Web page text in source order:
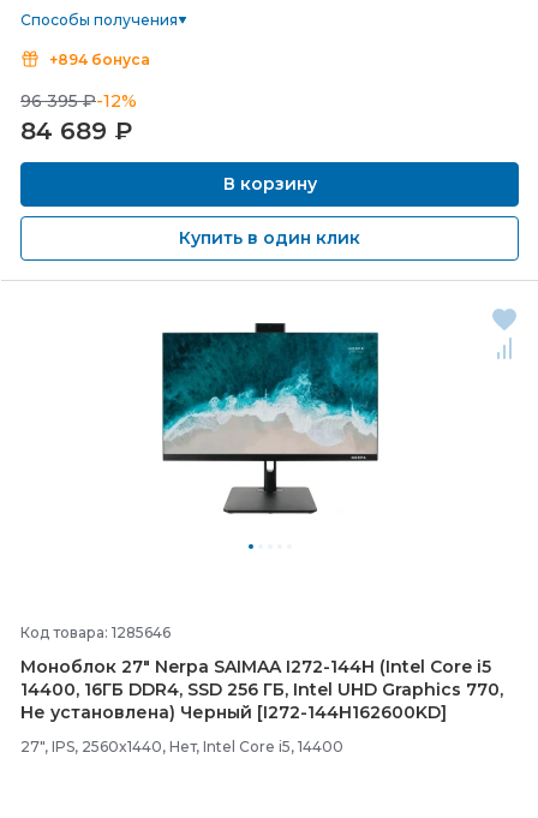
Способы получения
+894 бонуса
96 395 ₽-12%
84 689 ₽
В корзину
Купить в один клик
Код товара: 1285646
Моноблок 27" Nerpa SAIMAA I272-144H (Intel Core i5
14400, 16ГБ DDR4, SSD 256 ГБ, Intel UHD Graphics 770,
Не установлена) Черный [I272-144H162600KD]
27", IPS, 2560x1440, Нет, Intel Core i5, 14400